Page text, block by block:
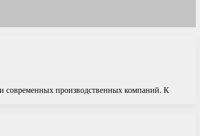
современных производственных компаний. К